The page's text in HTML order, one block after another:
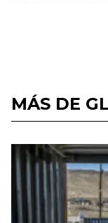
MÁS DE